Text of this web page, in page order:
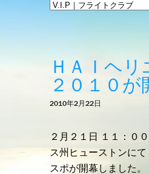
ＨＡＩヘリ
２０１０が
2010年2月22日
２月２１日 １１：０
ス州ヒューストンに
スポが開幕しました。